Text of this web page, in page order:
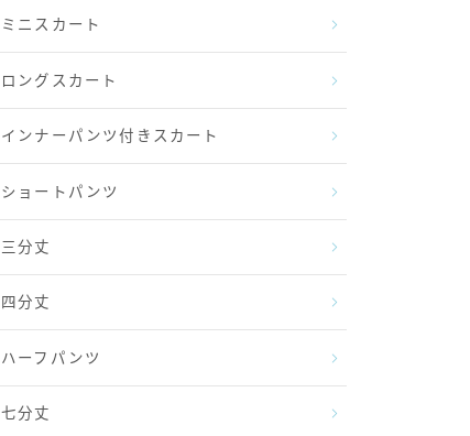
ミニスカート
ロングスカート
インナーパンツ付きスカート
ショートパンツ
三分丈
四分丈
ハーフパンツ
七分丈